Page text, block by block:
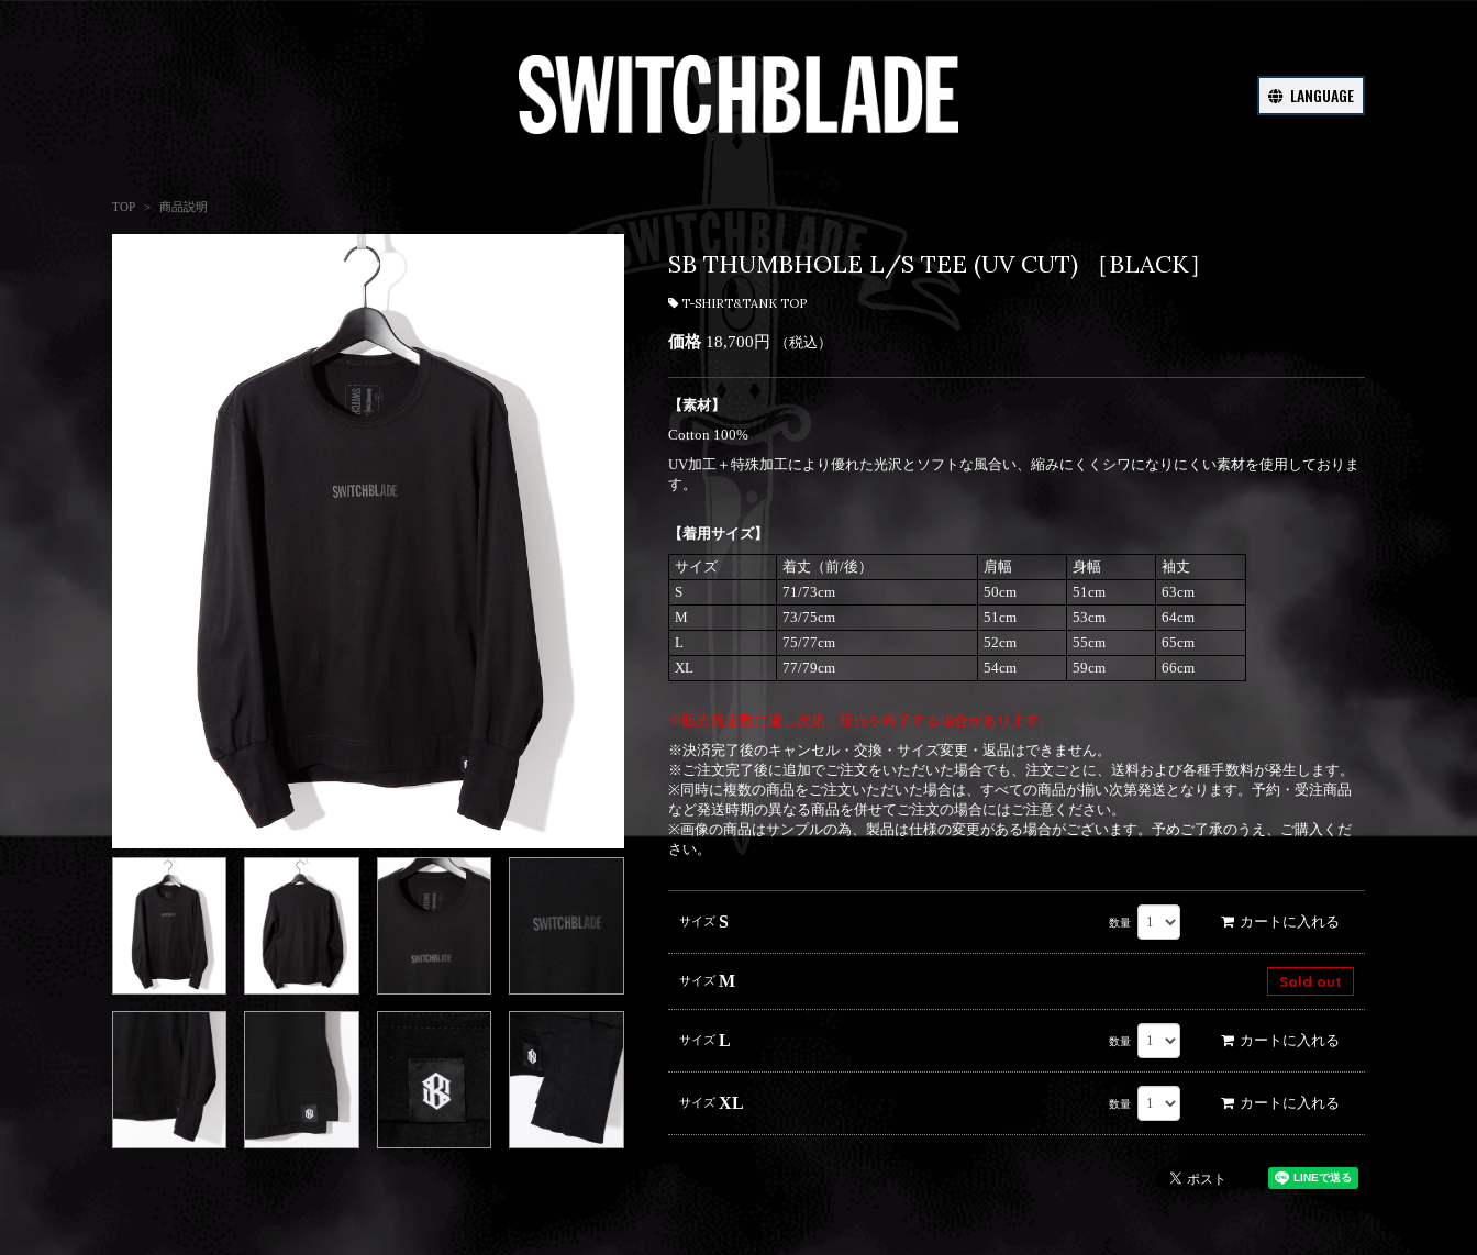
LANGUAGE
TOP 商品説明
SB THUMBHOLE L/S TEE (UV CUT) ［BLACK］
T-SHIRT&TANK TOP
価格 18,700円 （税込）
【素材】
Cotton 100%
UV加工＋特殊加工により優れた光沢とソフトな風合い、縮みにくくシワになりにくい素材を使用しておりま
す。
【着用サイズ】
サイズ
着丈（前/後） 肩幅 身幅
袖丈
S
71/73cm 50cm 51cm
63cm
M
73/75cm 51cm 53cm
64cm
L
75/77cm 52cm 55cm
65cm
XL
77/79cm 54cm 59cm 66cm
※販売規定数に達し次第、販売を終了する場合があります。
※決済完了後のキャンセル・交換・サイズ変更・返品はできません。
※ご注文完了後に追加でご注文をいただいた場合でも、注文ごとに、送料および各種手数料が発生します。
※同時に複数の商品をご注文いただいた場合は、すべての商品が揃い次第発送となります。予約・受注商品
など発送時期の異なる商品を併せてご注文の場合にはご注意ください。
※画像の商品はサンプルの為、製品は仕様の変更がある場合がございます。予めご了承のうえ、ご購入くだ
さい。
サイズ S 数量 カートに入れる
サイズ M Sold out
サイズ L 数量 カートに入れる
サイズ XL 数量 カートに入れる